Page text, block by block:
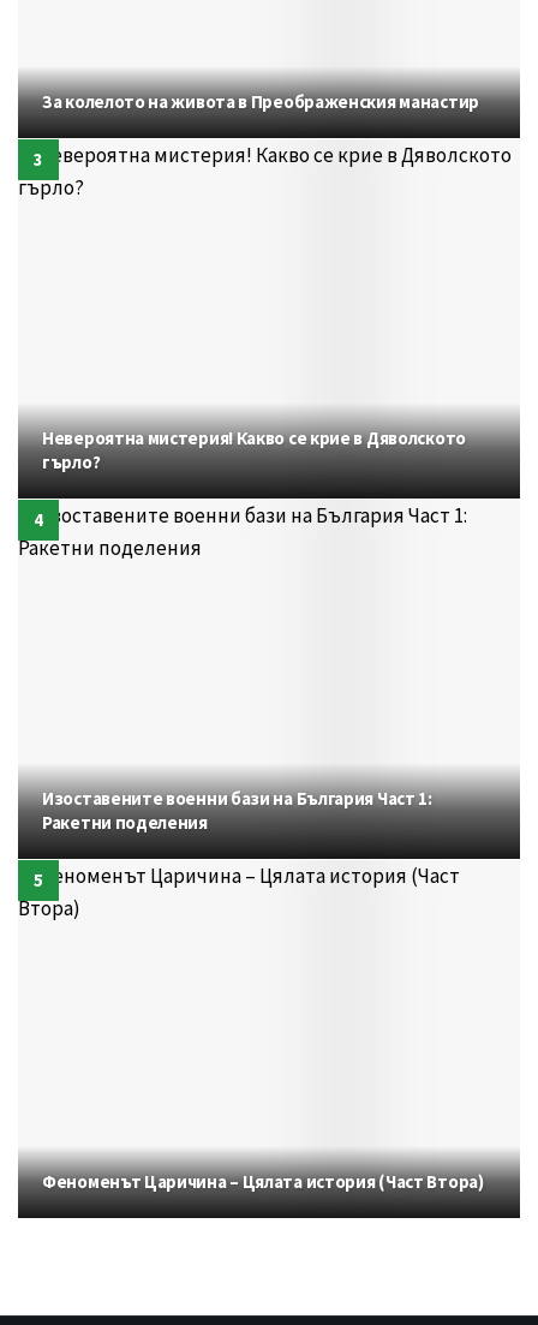
За колелото на живота в Преображенския манастир
Невероятна мистерия! Какво се крие в Дяволското
гърло?
Изоставените военни бази на България Част 1:
Ракетни поделения
Феноменът Царичина – Цялата история (Част Втора)